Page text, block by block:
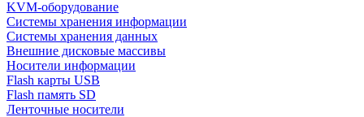
KVM-оборудование
Системы хранения информации
Системы хранения данных
Внешние дисковые массивы
Носители информации
Flash карты USB
Flash память SD
Ленточные носители